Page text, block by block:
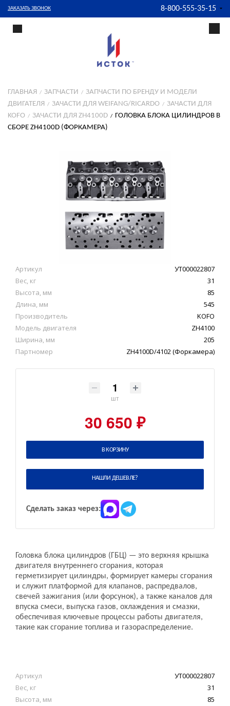
ЗАКАЗАТЬ ЗВОНОК 8-800-555-35-15
ГЛАВНАЯ ЗАПЧАСТИ
ЗАПЧАСТИ ПО БРЕНДУ И МОДЕЛИ
ДВИГАТЕЛЯ
ЗАЧАСТИ ДЛЯ WEIFANG/RICARDO
ЗАЧАСТИ ДЛЯ
KOFO
ЗАЧАСТИ ДЛЯ ZH4100D
ГОЛОВКА БЛОКА ЦИЛИНДРОВ В
СБОРЕ ZH4100D (ФОРКАМЕРА)
Артикул
УТ000022807
Вес, кг
31
Высота, мм
85
Длина, мм
545
Производитель
KOFO
Модель двигателя
ZH4100
Ширина, мм
205
Партномер
ZH4100D/4102 (Форкамера)
шт
30 650 ₽
В КОРЗИНУ
НАШЛИ ДЕШЕВЛЕ?
Сделать заказ через:
Головка блока цилиндров (ГБЦ) — это верхняя крышка
двигателя внутреннего сгорания, которая
герметизирует цилиндры, формирует камеры сгорания
и служит платформой для клапанов, распредвалов,
свечей зажигания (или форсунок), а также каналов для
впуска смеси, выпуска газов, охлаждения и смазки,
обеспечивая ключевые процессы работы двигателя,
такие как сгорание топлива и газораспределение.
Артикул
УТ000022807
Вес, кг
31
Высота, мм
85